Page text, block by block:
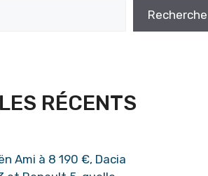
RÉCENTS
Ami à 8 190 €, Dacia